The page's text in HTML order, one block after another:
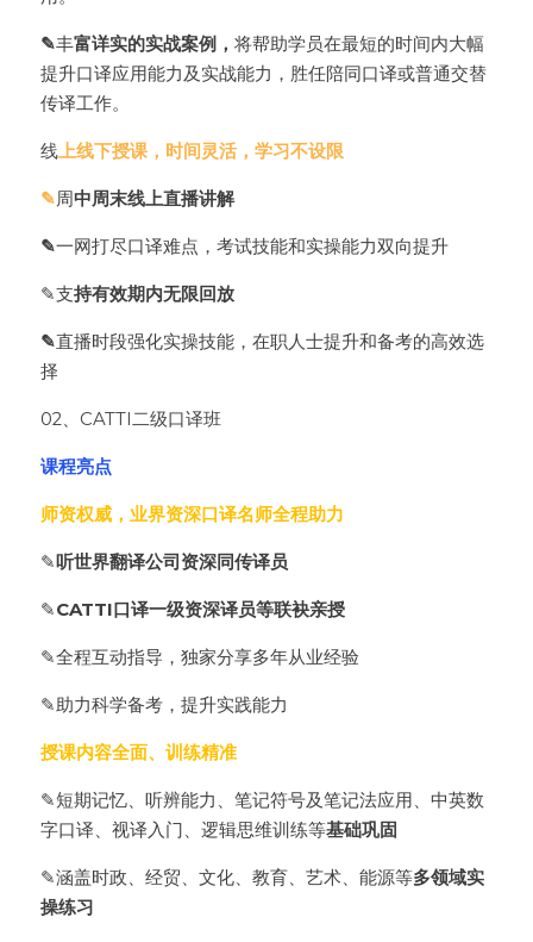
✎丰富详实的实战案例， 将帮助学员在最短的时间内大幅
提升口译应用能力及实战能力，胜任陪同口译或普通交替
传译工作。
线 上线下授课，时间灵活，学习不设限
✎周中周末线上直播讲解
✎一网打尽口译难点，考试技能和实操能力双向提升
✎支持有效期内无限回放
✎直播时段强化实操技能，在职人士提升和备考的高效选
择
02、 CATTI二级口译班
课程亮点
师资权威，业界资深口译名师全程助力
✎听世界翻译公司资深同传译员
✎CATTI口译一级资深译员等联袂亲授
✎全程互动指导，独家分享多年从业经验
✎助力科学备考，提升实践能力
授课内容全面、训练精准
✎短期记忆、听辨能力、笔记符号及笔记法应用、中英数
字口译、视译入门、逻辑思维训练等基础巩固
✎涵盖时政、经贸、文化、教育、艺术、能源等多领域实
操练习